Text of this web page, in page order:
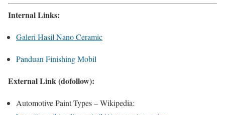
Internal Links:
Galeri Hasil Nano Ceramic
Panduan Finishing Mobil
External Link (dofollow):
Automotive Paint Types – Wikipedia: